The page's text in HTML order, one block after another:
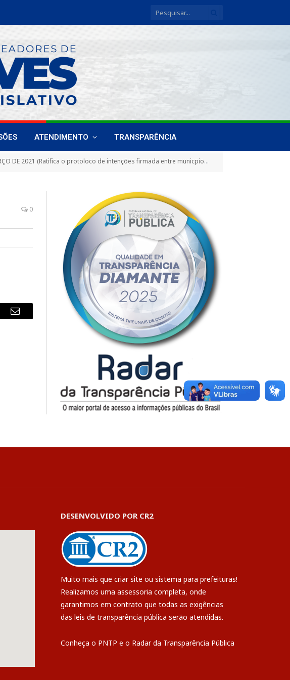
ATENDIMENTO TRANSPARÊNCIA
municpios brasileiros, com a finanlidade adquerir vacinas para o combate à pandemia do coronavírus, medicamentos, insumos e equipamentos na área da saúde)
0
E-
DESENVOLVIDO POR CR2
Muito mais que criar site ou sistema para prefeituras!
Realizamos uma assessoria completa, onde
garantimos em contrato que todas as exigências
das leis de transparência pública serão atendidas.
Conheça o PNTP e o Radar da Transparência Pública